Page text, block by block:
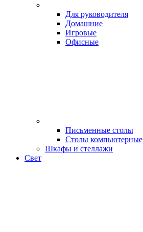
Для руководителя
Домашние
Игровые
Офисные
Письменные столы
Столы компьютерные
Шкафы и стеллажи
Свет